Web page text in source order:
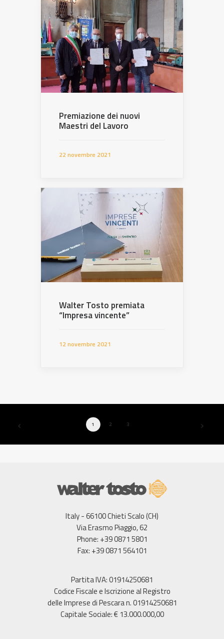
Premiazione dei nuovi
Maestri del Lavoro
22 novembre 2021
Walter Tosto premiata
“Impresa vincente”
12 novembre 2021
1 2 3
Italy - 66100 Chieti Scalo (CH)
Via Erasmo Piaggio, 62
Phone: +39 0871 5801
Fax: +39 0871 564101
Partita IVA: 01914250681
Codice Fiscale e Iscrizione al Registro
delle Imprese di Pescara n. 01914250681
Capitale Sociale: € 13.000.000,00